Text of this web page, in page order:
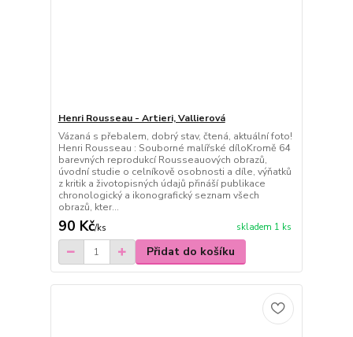
Henri Rousseau - Artieri, Vallierová
Vázaná s přebalem, dobrý stav, čtená, aktuální foto!
Henri Rousseau : Souborné malířské díloKromě 64
barevných reprodukcí Rousseauových obrazů,
úvodní studie o celníkově osobnosti a díle, výňatků
z kritik a životopisných údajů přináší publikace
chronologický a ikonografický seznam všech
obrazů, kter...
90 Kč/ks skladem 1 ks
Přidat do košíku